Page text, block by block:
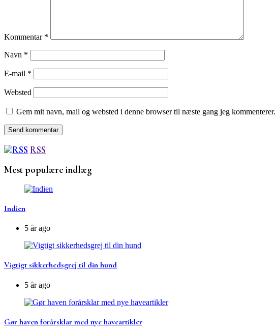
Kommentar *
Navn *
E-mail *
Websted
Gem mit navn, mail og websted i denne browser til næste gang jeg kommenterer.
RSS
Mest populære indlæg
Indien
5 år ago
Vigtigt sikkerhedsgrej til din hund
5 år ago
Gør haven forårsklar med nye haveartikler